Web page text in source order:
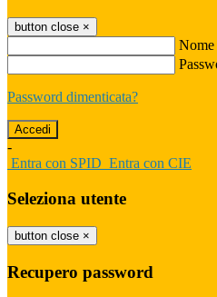
button close ×
Nome
Password dimenticata?
-
Entra con SPID Entra con CIE
Seleziona utente
button close ×
Recupero password